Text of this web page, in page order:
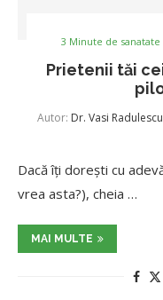
3 Minute de sanatate
Prietenii tăi
Autor: Dr. Vasi Radulescu
Dacă îți dorești cu
vrea asta?), cheia …
MAI MULTE